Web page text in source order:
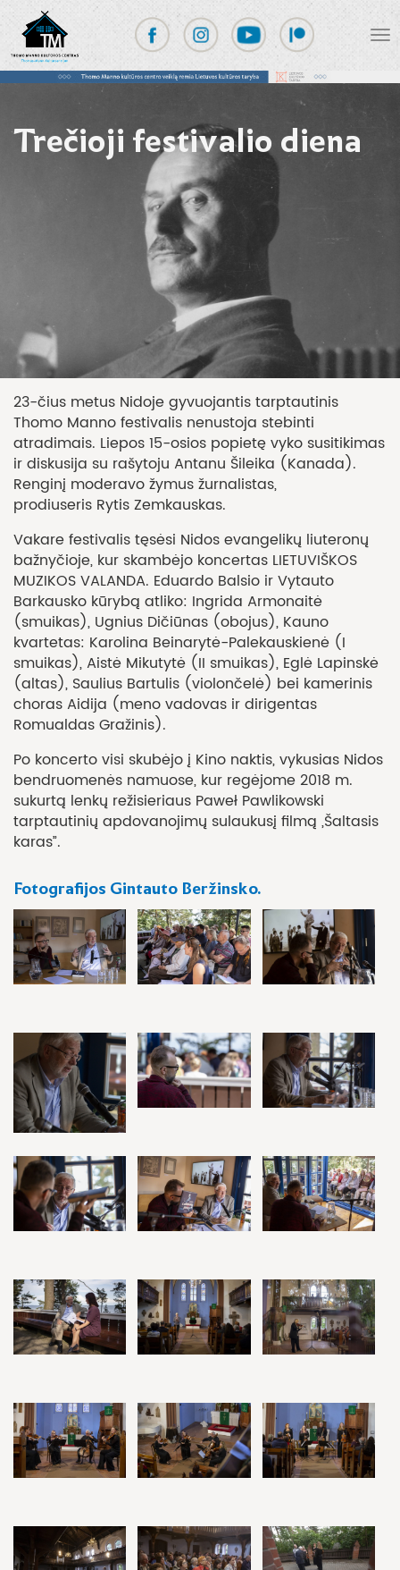
Trečioji festivalio diena
23-čius metus Nidoje gyvuojantis tarptautinis
Thomo Manno festivalis nenustoja stebinti
atradimais. Liepos 15-osios popietę vyko susitikimas
ir diskusija su rašytoju Antanu Šileika (Kanada).
Renginį moderavo žymus žurnalistas,
prodiuseris Rytis Zemkauskas.
Vakare festivalis tęsėsi Nidos evangelikų liuteronų
bažnyčioje, kur skambėjo koncertas LIETUVIŠKOS
MUZIKOS VALANDA. Eduardo Balsio ir Vytauto
Barkausko kūrybą atliko: Ingrida Armonaitė
(smuikas), Ugnius Dičiūnas (obojus), Kauno
kvartetas: Karolina Beinarytė-Palekauskienė (I
smuikas), Aistė Mikutytė (II smuikas), Eglė Lapinskė
(altas), Saulius Bartulis (violončelė) bei kamerinis
choras Aidija (meno vadovas ir dirigentas
Romualdas Gražinis).
Po koncerto visi skubėjo į Kino naktis, vykusias Nidos
bendruomenės namuose, kur regėjome 2018 m.
sukurtą lenkų režisieriaus Paweł Pawlikowski
tarptautinių apdovanojimų sulaukusį filmą „Šaltasis
karas”.
Fotografijos Gintauto Beržinsko.